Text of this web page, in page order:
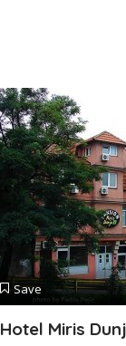
Save
Hotel Miris